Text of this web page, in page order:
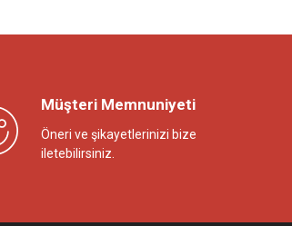
Müşteri Memnuniyeti
Öneri ve şikayetlerinizi bize
iletebilirsiniz.